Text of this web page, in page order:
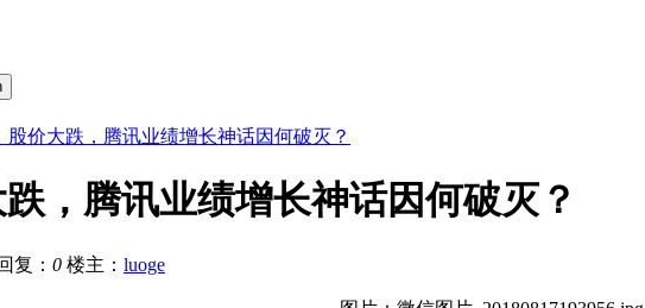
股价大跌，腾讯业绩增长神话因何破灭？
，腾讯业绩增长神话因何破灭？
复： 0 楼主 ： luoge